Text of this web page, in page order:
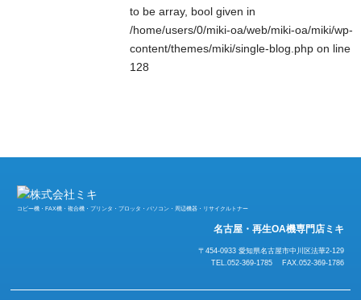
to be array, bool given in
/home/users/0/miki-oa/web/miki-oa/miki/wp-
content/themes/miki/single-blog.php on line
128
コピー機・FAX機・複合機・プリンタ・プロッタ・パソコン・周辺機器・リサイクルトナー
名古屋・再生OA機専門店ミキ
〒454-0933 愛知県名古屋市中川区法華2-129
TEL.052-369-1785 FAX.052-369-1786